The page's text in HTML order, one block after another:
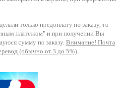
только предоплату по заказу, то
платежом" и при получении Вы
сумму по заказу. Внимание! Почта
(обычно от 3 до 5%).